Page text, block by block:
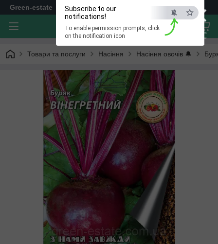
×
ESC
Subscribe to our
notifications!
To enable permission prompts, click
on the notification icon
Green-estate
Товари та послуги Насіння Насіння овочів 🔔